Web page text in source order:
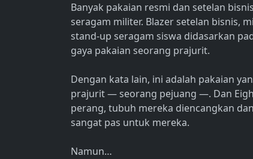
Banyak pakaian resmi dan setelan
seragam militer. Blazer setelan bisnis,
stand-up seragam siswa didasarkan
gaya pakaian seorang prajurit.
Dengan kata lain, ini adalah pakaian
prajurit — seorang pejuang —. Dan
perang, tubuh mereka diencangkan
sangat pas untuk mereka.
Namun…